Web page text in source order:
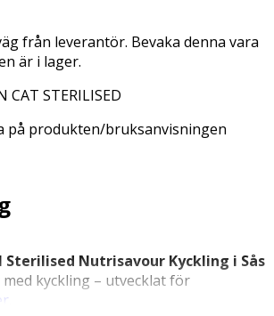
från leverantör. Bevaka denna vara
är i lager.
CAT STERILISED
på produkten/bruksanvisningen
Sterilised Nutrisavour Kyckling i Sås
kyckling – utvecklat för